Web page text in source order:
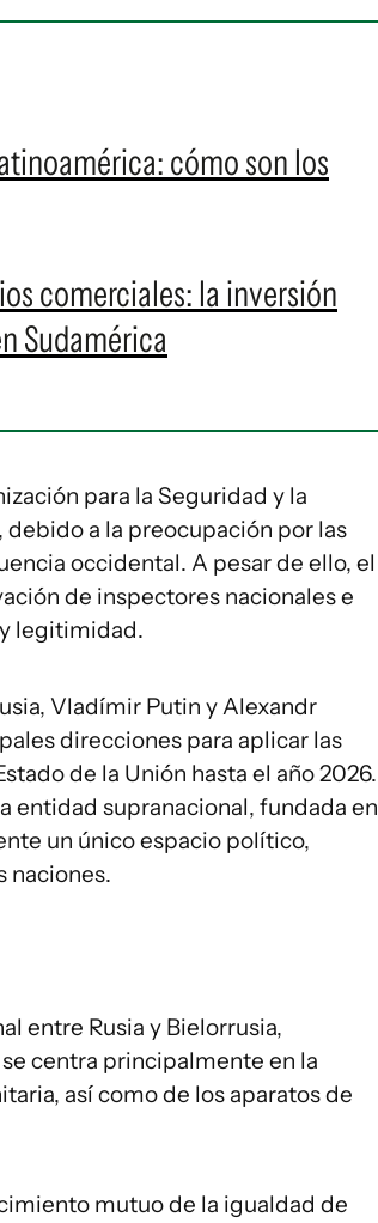
cómo son los
comerciales: la inversión
Sudamérica
para la Seguridad y la
debido a la preocupación por las
occidental. A pesar de ello, el
de inspectores nacionales e
legitimidad.
Vladímir Putin y Alexandr
direcciones para aplicar las
de la Unión hasta el año 2026.
entidad supranacional, fundada en
un único espacio político,
naciones.
entre Rusia y Bielorrusia,
centra principalmente en la
así como de los aparatos de
mutuo de la igualdad de